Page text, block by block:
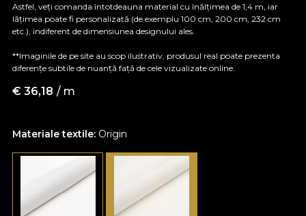
Materiale textile: Origin
Astfel, veți comanda întotdeauna material cu înălțimea de 1,4 m, iar
lățimea poate fi personalizată (de exemplu 100 cm, 200 cm, 232 cm
etc.), indiferent de dimensiunea designului ales.
**Imaginile de pe site au scop ilustrativ, produsul real poate prezenta
diferențe subtile de nuanță față de cele vizualizate online.
€ 36,18 / m